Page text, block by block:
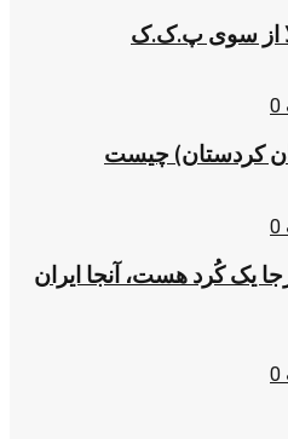
از سوی پ.ک.ک
0
کردستان) چیست
0
یک کُرد هست، آنجا ایران
0